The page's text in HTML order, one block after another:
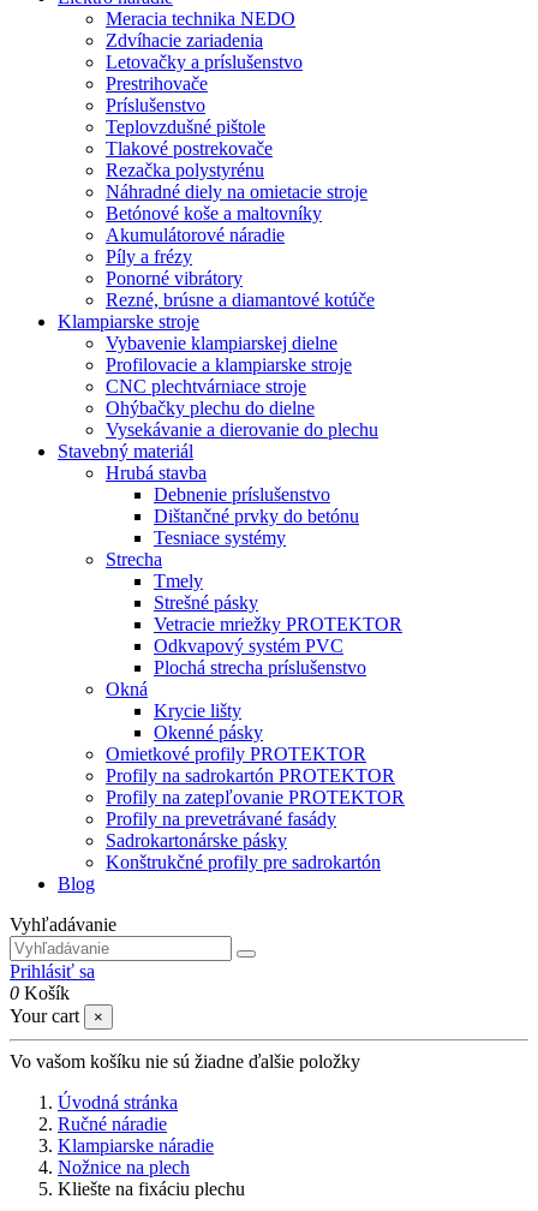
Meracia technika NEDO
Zdvíhacie zariadenia
Letovačky a príslušenstvo
Prestrihovače
Príslušenstvo
Teplovzdušné pištole
Tlakové postrekovače
Rezačka polystyrénu
Náhradné diely na omietacie stroje
Betónové koše a maltovníky
Akumulátorové náradie
Píly a frézy
Ponorné vibrátory
Rezné, brúsne a diamantové kotúče
Klampiarske stroje
Vybavenie klampiarskej dielne
Profilovacie a klampiarske stroje
CNC plechtvárniace stroje
Ohýbačky plechu do dielne
Vysekávanie a dierovanie do plechu
Stavebný materiál
Hrubá stavba
Debnenie príslušenstvo
Dištančné prvky do betónu
Tesniace systémy
Strecha
Tmely
Strešné pásky
Vetracie mriežky PROTEKTOR
Odkvapový systém PVC
Plochá strecha príslušenstvo
Okná
Krycie lišty
Okenné pásky
Omietkové profily PROTEKTOR
Profily na sadrokartón PROTEKTOR
Profily na zatepľovanie PROTEKTOR
Profily na prevetrávané fasády
Sadrokartonárske pásky
Konštrukčné profily pre sadrokartón
Blog
Vyhľadávanie
Prihlásiť sa
0 Košík
Your cart
×
Vo vašom košíku nie sú žiadne ďalšie položky
Úvodná stránka
Ručné náradie
Klampiarske náradie
Nožnice na plech
Kliešte na fixáciu plechu